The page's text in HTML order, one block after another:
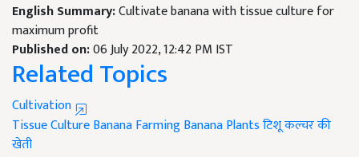
English Summary:Cultivate banana with tissue culture for
maximum profit
Published on:06 July 2022, 12:42 PM IST
Related Topics
Cultivation
Tissue CultureBanana FarmingBanana Plantsटिशू कल्चर की
खेती